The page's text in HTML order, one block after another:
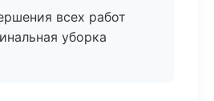
всех работ
уборка